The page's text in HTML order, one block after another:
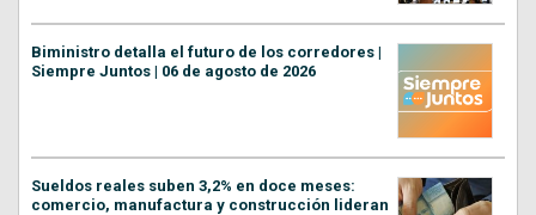
Biministro detalla el futuro de los corredores |
Siempre Juntos | 06 de agosto de 2026
Sueldos reales suben 3,2% en doce meses:
comercio, manufactura y construcción lideran